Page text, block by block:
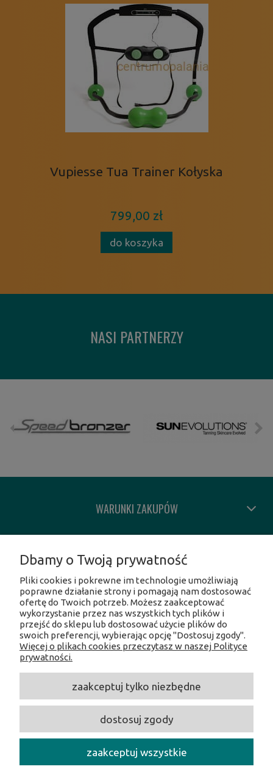
Vupiesse Tua Trainer Kołyska
799,00 zł
do koszyka
NASI PARTNERZY
WARUNKI ZAKUPÓW
INFORMACJE O SKLEPIE
SOCIAL MEDIA
Facebook
Linkedin
Youtube
CentrumOpalania/ Hołubcowa 49, 02-821 Warszawa /NIP:
609017017 / E-mail:centrumopalania@wp.pl
Dbamy o Twoją prywatność
Pliki cookies i pokrewne im technologie umożliwiają
poprawne działanie strony i pomagają nam dostosować
ofertę do Twoich potrzeb. Możesz zaakceptować
wykorzystanie przez nas wszystkich tych plików i
przejść do sklepu lub dostosować użycie plików do
swoich preferencji, wybierając opcję "Dostosuj zgody".
Więcej o plikach cookies przeczytasz w naszej Polityce
prywatności.
zaakceptuj tylko niezbędne
dostosuj zgody
zaakceptuj wszystkie